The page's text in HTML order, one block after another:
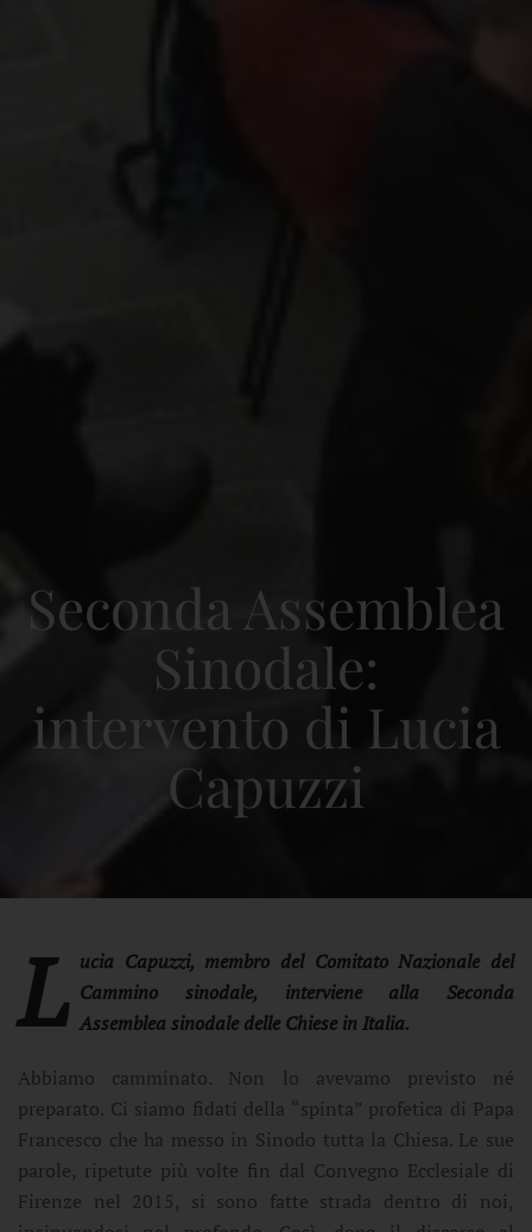
Seconda Assemblea
Sinodale:
intervento di Lucia
Capuzzi
L ucia Capuzzi, membro del Comitato Nazionale del
Cammino sinodale, interviene alla Seconda
Assemblea sinodale delle Chiese in Italia.
Abbiamo camminato. Non lo avevamo previsto né
preparato. Ci siamo fidati della “spinta” profetica di Papa
Francesco che ha messo in Sinodo tutta la Chiesa. Le sue
parole, ripetute più volte fin dal Convegno Ecclesiale di
Firenze nel 2015, si sono fatte strada dentro di noi,